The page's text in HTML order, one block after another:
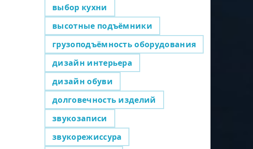
выбор кухни
высотные подъёмники
грузоподъёмность оборудования
дизайн интерьера
дизайн обуви
долговечность изделий
звукозаписи
звукорежиссура